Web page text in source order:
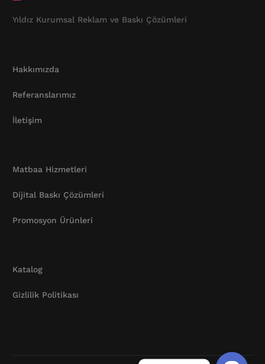
Yıldız Kurumsal Reklam ve Baskı Çözümleri
Hakkımızda
Referanslarımız
İletişim
Matbaa Hizmetleri
Dijital Baskı Çözümleri
Promosyon Ürünleri
Katalog
Gizlilik Politikası
Katalog